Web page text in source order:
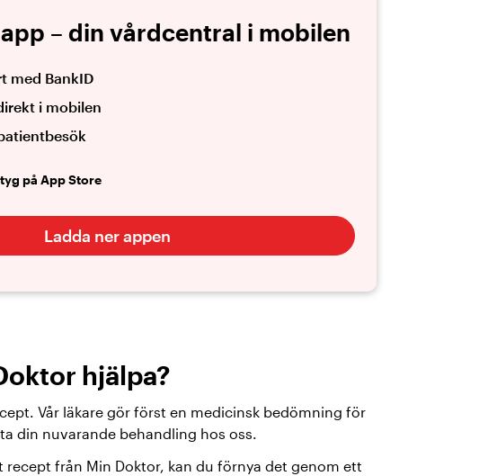
– din vårdcentral i mobilen
med BankID
i mobilen
på App Store
Ladda ner appen
hjälpa?
Vår läkare gör först en medicinsk bedömning för
din nuvarande behandling hos oss.
recept från Min Doktor, kan du förnya det genom ett